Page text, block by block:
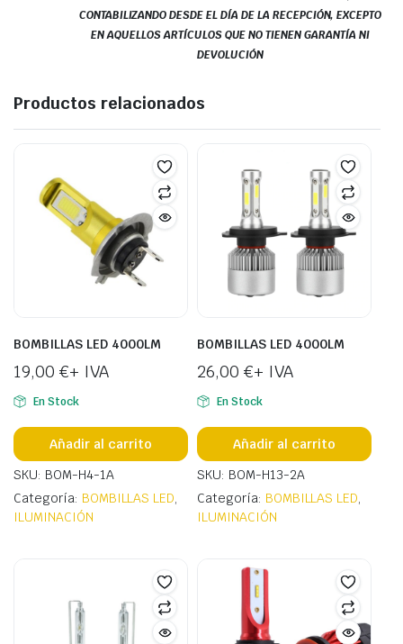
CONTABILIZANDO DESDE EL DÍA DE LA RECEPCIÓN, EXCEPTO
EN AQUELLOS ARTÍCULOS QUE NO TIENEN GARANTÍA NI
DEVOLUCIÓN
Productos relacionados
BOMBILLAS LED 4000LM
19,00 €+ IVA
En Stock
Añadir al carrito
SKU: BOM-H4-1A
Categoría: BOMBILLAS LED,
ILUMINACIÓN
BOMBILLAS LED 4000LM
26,00 €+ IVA
En Stock
Añadir al carrito
SKU: BOM-H13-2A
Categoría: BOMBILLAS LED,
ILUMINACIÓN